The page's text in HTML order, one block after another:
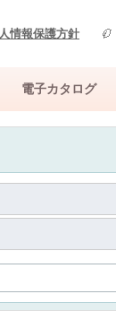
情報保護方針
電子カタログ